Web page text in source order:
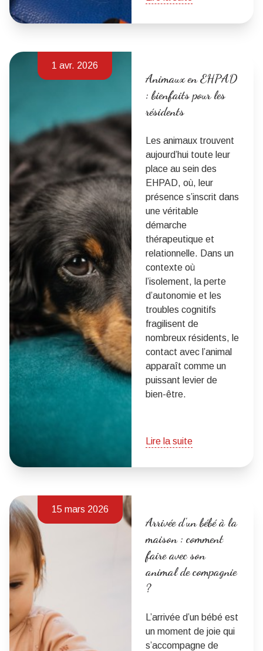
1 avr. 2026
Animaux en EHPAD
: bienfaits pour les
résidents
Les animaux trouvent
aujourd’hui toute leur
place au sein des
EHPAD, où, leur
présence s’inscrit dans
une véritable
démarche
thérapeutique et
relationnelle. Dans un
contexte où
l’isolement, la perte
d’autonomie et les
troubles cognitifs
fragilisent de
nombreux résidents, le
contact avec l’animal
apparaît comme un
puissant levier de
bien-être.
Lire la suite
15 mars 2026
Arrivée d'un bébé à la
maison : comment
faire avec son
animal de compagnie
?
L’arrivée d’un bébé est
un moment de joie qui
s’accompagne de